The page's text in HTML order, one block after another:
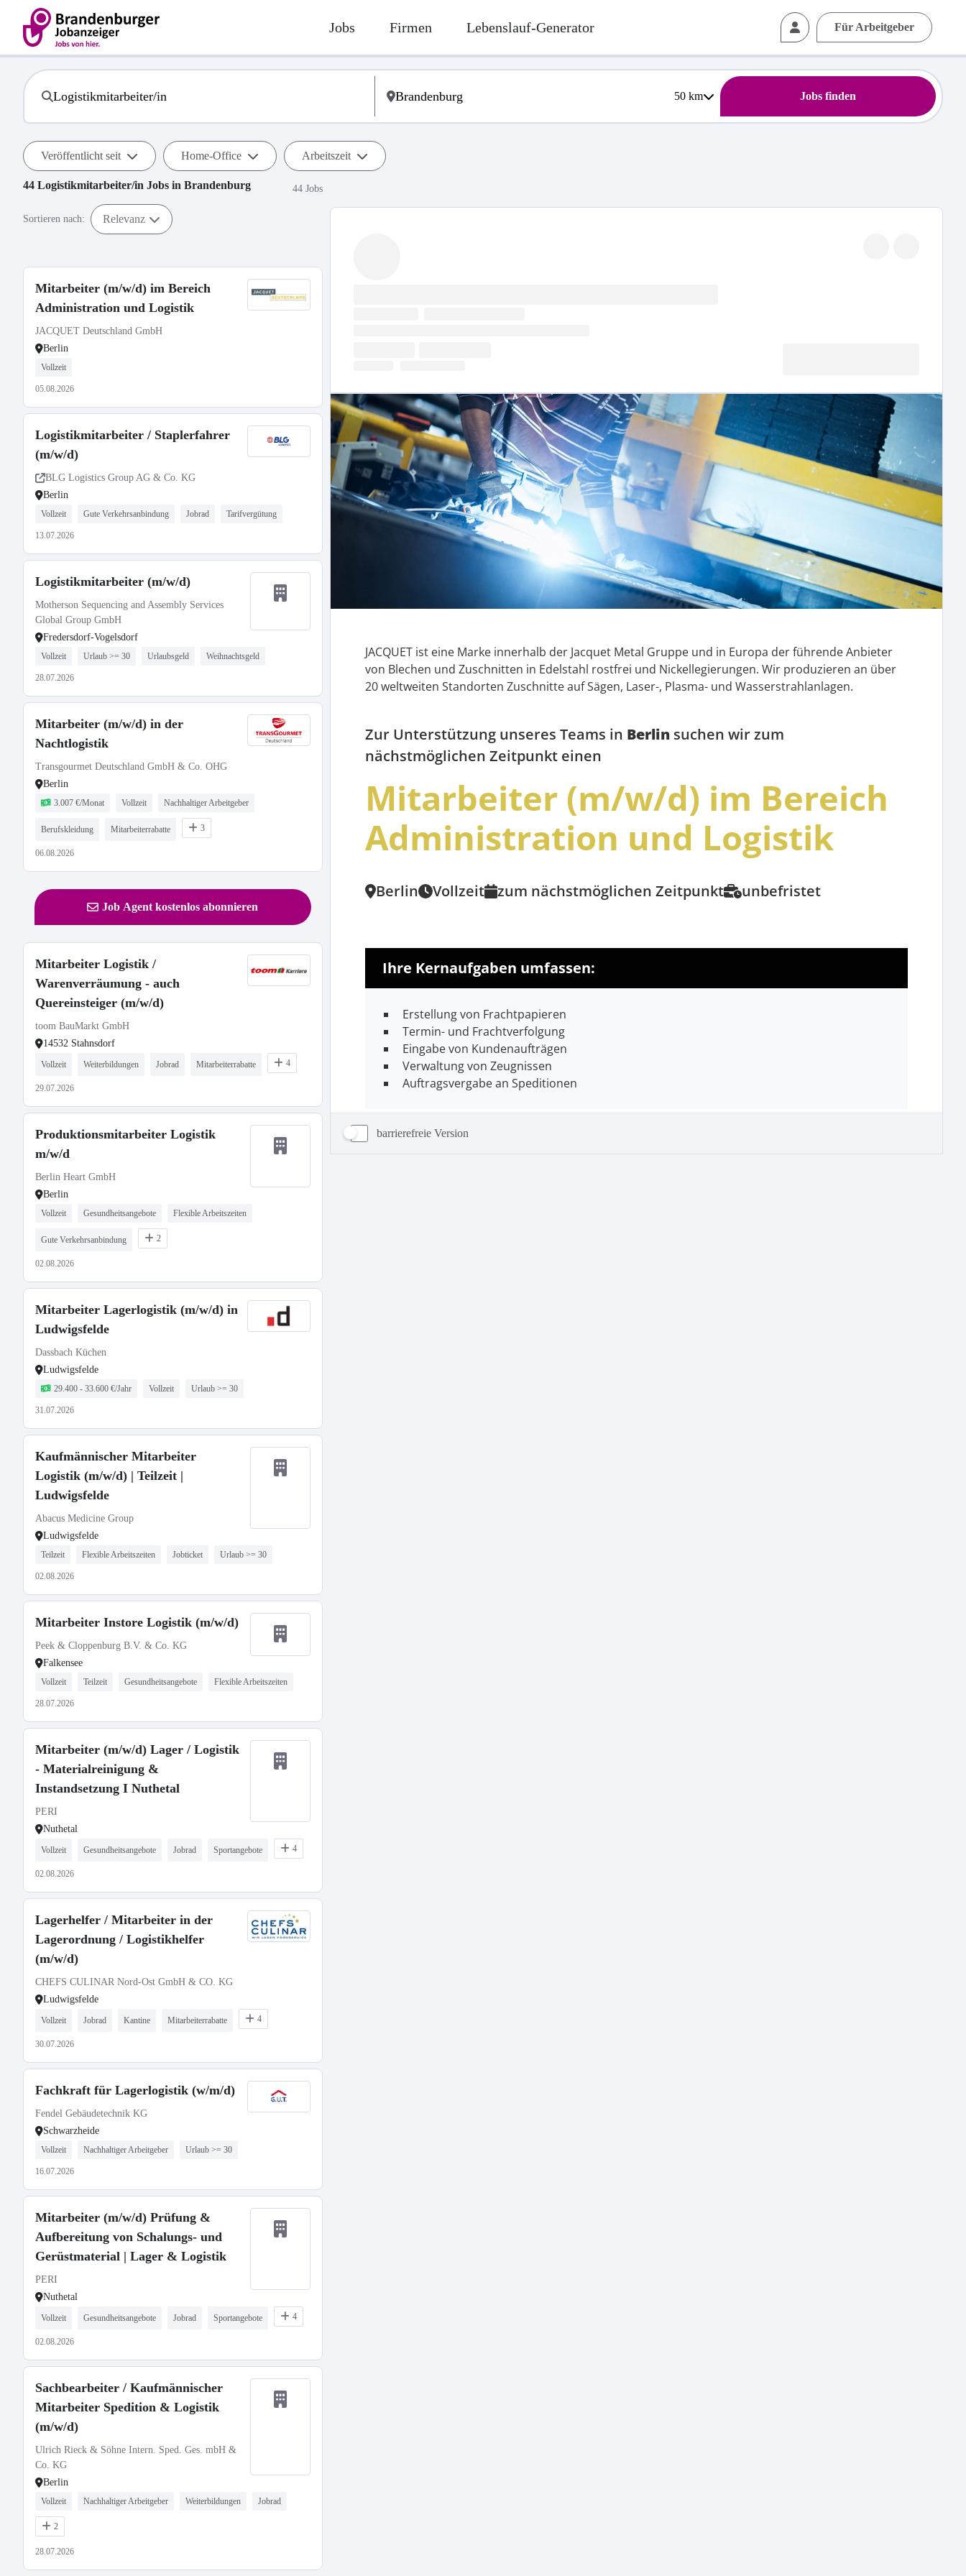
Jobs Firmen Lebenslauf-Generator Für Arbeitgeber
50km Jobs finden
Veröffentlicht seit Home-Office Arbeitszeit
44 Logistikmitarbeiter/in Jobs in Brandenburg 44 Jobs
Sortieren nach: Relevanz
Mitarbeiter (m/w/d) im Bereich
Administration und Logistik
JACQUET Deutschland GmbH
Berlin
Vollzeit
05.08.2026
Logistikmitarbeiter / Staplerfahrer
(m/w/d)
BLG Logistics Group AG & Co. KG
Berlin
Vollzeit Gute Verkehrsanbindung Jobrad Tarifvergütung
13.07.2026
Logistikmitarbeiter (m/w/d)
Motherson Sequencing and Assembly Services
Global Group GmbH
Fredersdorf-Vogelsdorf
Vollzeit Urlaub >= 30 Urlaubsgeld Weihnachtsgeld
28.07.2026
Mitarbeiter (m/w/d) in der
Nachtlogistik
Transgourmet Deutschland GmbH & Co. OHG
Berlin
3.007 €/Monat Vollzeit Nachhaltiger Arbeitgeber
Berufskleidung Mitarbeiterrabatte 3
06.08.2026
Job Agent kostenlos abonnieren
Mitarbeiter Logistik /
Warenverräumung - auch
Quereinsteiger (m/w/d)
toom BauMarkt GmbH
14532 Stahnsdorf
Vollzeit Weiterbildungen Jobrad Mitarbeiterrabatte 4
29.07.2026
Produktionsmitarbeiter Logistik
m/w/d
Berlin Heart GmbH
Berlin
Vollzeit Gesundheitsangebote Flexible Arbeitszeiten
Gute Verkehrsanbindung 2
02.08.2026
Mitarbeiter Lagerlogistik (m/w/d) in
Ludwigsfelde
Dassbach Küchen
Ludwigsfelde
29.400 - 33.600 €/Jahr Vollzeit Urlaub >= 30
31.07.2026
Kaufmännischer Mitarbeiter
Logistik (m/w/d) | Teilzeit |
Ludwigsfelde
Abacus Medicine Group
Ludwigsfelde
Teilzeit Flexible Arbeitszeiten Jobticket Urlaub >= 30
02.08.2026
Mitarbeiter Instore Logistik (m/w/d)
Peek & Cloppenburg B.V. & Co. KG
Falkensee
Vollzeit Teilzeit Gesundheitsangebote Flexible Arbeitszeiten
28.07.2026
Mitarbeiter (m/w/d) Lager / Logistik
- Materialreinigung &
Instandsetzung I Nuthetal
PERI
Nuthetal
Vollzeit Gesundheitsangebote Jobrad Sportangebote 4
02.08.2026
Lagerhelfer / Mitarbeiter in der
Lagerordnung / Logistikhelfer
(m/w/d)
CHEFS CULINAR Nord-Ost GmbH & CO. KG
Ludwigsfelde
Vollzeit Jobrad Kantine Mitarbeiterrabatte 4
30.07.2026
Fachkraft für Lagerlogistik (w/m/d)
Fendel Gebäudetechnik KG
Schwarzheide
Vollzeit Nachhaltiger Arbeitgeber Urlaub >= 30
16.07.2026
Mitarbeiter (m/w/d) Prüfung &
Aufbereitung von Schalungs- und
Gerüstmaterial | Lager & Logistik
PERI
Nuthetal
Vollzeit Gesundheitsangebote Jobrad Sportangebote 4
02.08.2026
Sachbearbeiter / Kaufmännischer
Mitarbeiter Spedition & Logistik
(m/w/d)
Ulrich Rieck & Söhne Intern. Sped. Ges. mbH &
Co. KG
Berlin
Vollzeit Nachhaltiger Arbeitgeber Weiterbildungen Jobrad
2
28.07.2026
barrierefreie Version